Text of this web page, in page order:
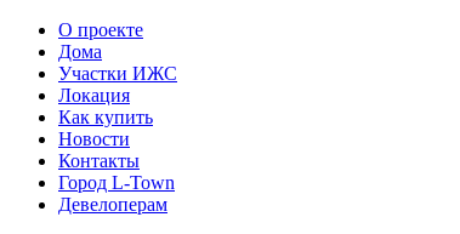
О проекте
Дома
Участки ИЖС
Локация
Как купить
Новости
Контакты
Город L-Town
Девелоперам